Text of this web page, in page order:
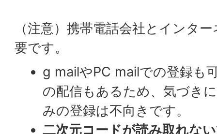
（注意）携帯電話会社とインタ
要です。
g mailやPC mailでの登録も
の配信もあるため、気づき
みの登録は不向きです。
二次元コードが読み取れな